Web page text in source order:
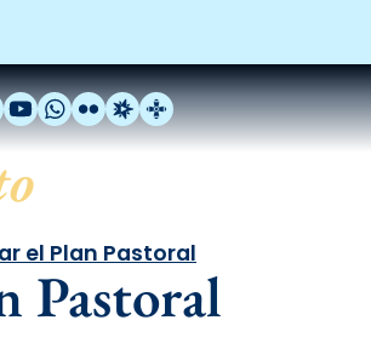
Twitter
YouTube
WhatsApp
FlickrRadio Estel
Catalunya Cristiana
el Plan Pastoral
Pastoral